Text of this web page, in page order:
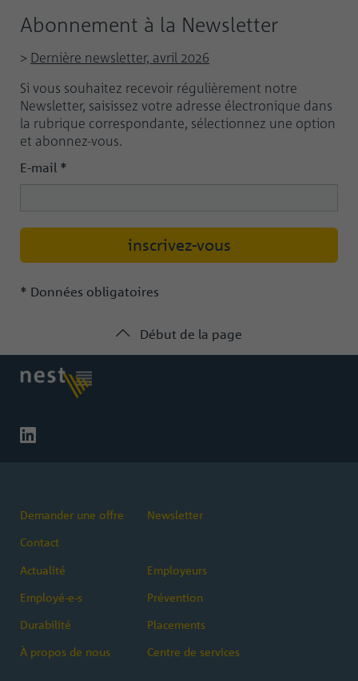
Abonnement à la Newsletter
> Dernière newsletter, avril 2026
Si vous souhaitez recevoir régulièrement notre
Newsletter, saisissez votre adresse électronique dans
la rubrique correspondante, sélectionnez une option
et abonnez-vous.
E-mail *
* Données obligatoires
Début de la page
Demander une offre
Newsletter
Contact
Actualité
Employeurs
Employé-e-s
Prévention
Durabilité
Placements
À propos de nous
Centre de services